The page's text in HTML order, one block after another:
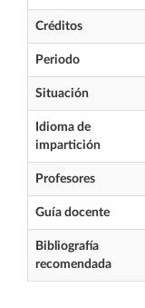
Créditos
Periodo
Situación
Idioma de
impartición
Profesores
Guía docente
Bibliografía
recomendada